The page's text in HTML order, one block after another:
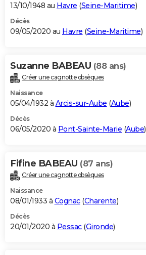
13/10/1948 au Havre (Seine-Maritime)
Décès
09/05/2020 au Havre (Seine-Maritime)
Suzanne BABEAU (88 ans)
Créer une cagnotte obsèques
Naissance
05/04/1932 à Arcis-sur-Aube (Aube)
Décès
06/05/2020 à Pont-Sainte-Marie (Aube)
Fifine BABEAU (87 ans)
Créer une cagnotte obsèques
Naissance
08/01/1933 à Cognac(Charente)
Décès
20/01/2020 à Pessac(Gironde)